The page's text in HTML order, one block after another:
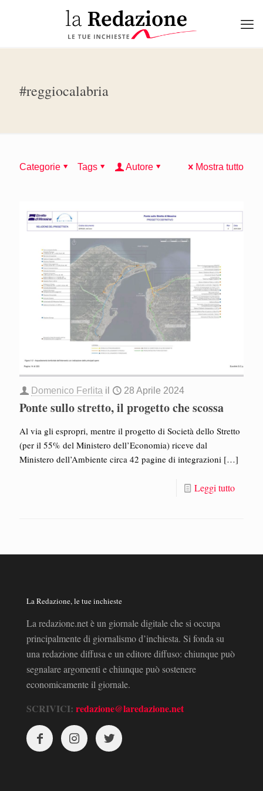
#reggiocalabria
Categorie Tags Autore Mostra tutto
Domenico Ferlita il 28 Aprile 2024
Ponte sullo stretto, il progetto che scossa
Al via gli espropri, mentre il progetto di Società dello Stretto
(per il 55% del Ministero dell’Economia) riceve dal
Ministero dell’Ambiente circa 42 pagine di integrazioni […]
Leggi tutto
La Redazione, le tue inchieste
La redazione.net è un giornale digitale che si occupa
principalmente di giornalismo d’inchiesta. Si fonda su
una redazione diffusa e un editore diffuso: chiunque può
segnalare argomenti e chiunque può sostenere
economicamente il giornale.
SCRIVICI: redazione@laredazione.net